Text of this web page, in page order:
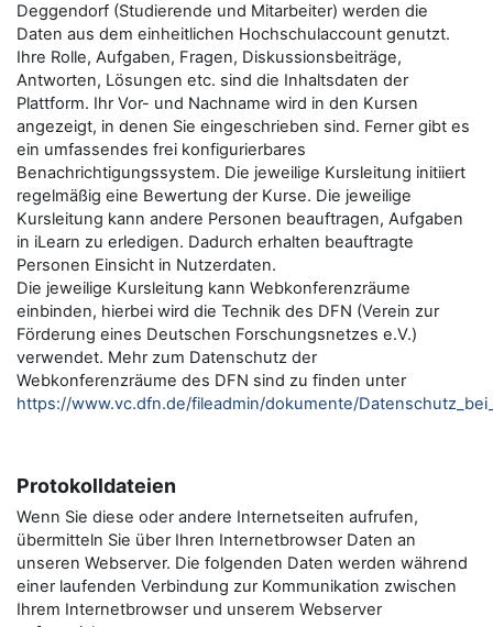
Deggendorf (Studierende und Mitarbeiter) werden die
Daten aus dem einheitlichen Hochschulaccount genutzt.
Ihre Rolle, Aufgaben, Fragen, Diskussionsbeiträge,
Antworten, Lösungen etc. sind die Inhaltsdaten der
Plattform. Ihr Vor- und Nachname wird in den Kursen
angezeigt, in denen Sie eingeschrieben sind. Ferner gibt es
ein umfassendes frei konfigurierbares
Benachrichtigungssystem. Die jeweilige Kursleitung initiiert
regelmäßig eine Bewertung der Kurse. Die jeweilige
Kursleitung kann andere Personen beauftragen, Aufgaben
in iLearn zu erledigen. Dadurch erhalten beauftragte
Personen Einsicht in Nutzerdaten.
Die jeweilige Kursleitung kann Webkonferenzräume
einbinden, hierbei wird die Technik des DFN (Verein zur
Förderung eines Deutschen Forschungsnetzes e.V.)
verwendet. Mehr zum Datenschutz der
Webkonferenzräume des DFN sind zu finden unter
https://www.vc.dfn.de/fileadmin/dokumente/
Protokolldateien
Wenn Sie diese oder andere Internetseiten aufrufen,
übermitteln Sie über Ihren Internetbrowser Daten an
unseren Webserver. Die folgenden Daten werden während
einer laufenden Verbindung zur Kommunikation zwischen
Ihrem Internetbrowser und unserem Webserver